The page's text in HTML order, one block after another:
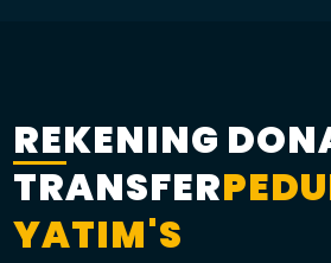
REKENING
TRANSFER
YATIM'S